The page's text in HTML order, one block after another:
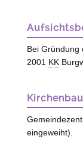
Bei Gründung
2001 KK
Kirchenbau
eingeweiht).